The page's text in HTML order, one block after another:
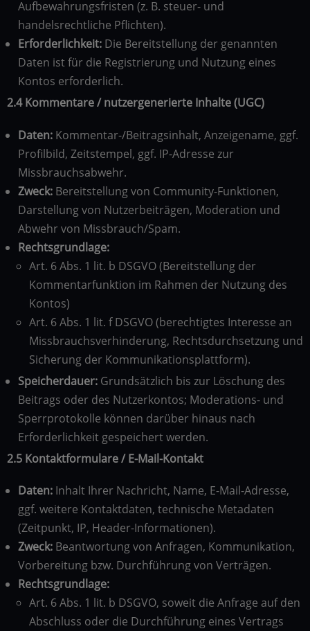
Aufbewahrungsfristen (z. B. steuer- und
handelsrechtliche Pflichten).
Erforderlichkeit: Die Bereitstellung der genannten
Daten ist für die Registrierung und Nutzung eines
Kontos erforderlich.
2.4 Kommentare / nutzergenerierte Inhalte (UGC)
Daten: Kommentar-/Beitragsinhalt, Anzeigename, ggf.
Profilbild, Zeitstempel, ggf. IP-Adresse zur
Missbrauchsabwehr.
Zweck: Bereitstellung von Community-Funktionen,
Darstellung von Nutzerbeiträgen, Moderation und
Abwehr von Missbrauch/Spam.
Rechtsgrundlage:
Art. 6 Abs. 1 lit. b DSGVO (Bereitstellung der
Kommentarfunktion im Rahmen der Nutzung des
Kontos)
Art. 6 Abs. 1 lit. f DSGVO (berechtigtes Interesse an
Missbrauchsverhinderung, Rechtsdurchsetzung und
Sicherung der Kommunikationsplattform).
Speicherdauer: Grundsätzlich bis zur Löschung des
Beitrags oder des Nutzerkontos; Moderations- und
Sperrprotokolle können darüber hinaus nach
Erforderlichkeit gespeichert werden.
2.5 Kontaktformulare / E-Mail-Kontakt
Daten: Inhalt Ihrer Nachricht, Name, E-Mail-Adresse,
ggf. weitere Kontaktdaten, technische Metadaten
(Zeitpunkt, IP, Header-Informationen).
Zweck: Beantwortung von Anfragen, Kommunikation,
Vorbereitung bzw. Durchführung von Verträgen.
Rechtsgrundlage:
Art. 6 Abs. 1 lit. b DSGVO, soweit die Anfrage auf den
Abschluss oder die Durchführung eines Vertrags